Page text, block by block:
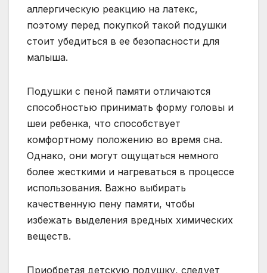
аллергическую реакцию на латекс,
поэтому перед покупкой такой подушки
стоит убедиться в ее безопасности для
малыша.
Подушки с пеной памяти отличаются
способностью принимать форму головы и
шеи ребенка, что способствует
комфортному положению во время сна.
Однако, они могут ощущаться немного
более жесткими и нагреваться в процессе
использования. Важно выбирать
качественную пену памяти, чтобы
избежать выделения вредных химических
веществ.
Приобретая детскую подушку, следует